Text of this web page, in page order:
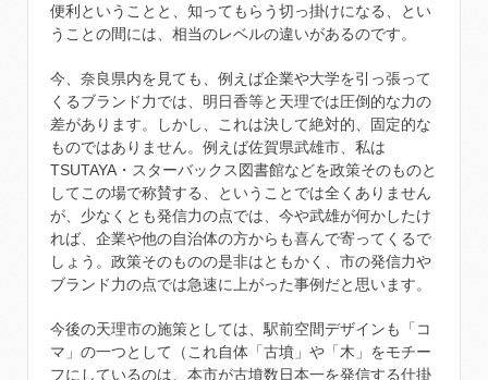
便利ということと、知ってもらう切っ掛けになる、とい
うことの間には、相当のレベルの違いがあるのです。
今、奈良県内を見ても、例えば企業や大学を引っ張って
くるブランド力では、明日香等と天理では圧倒的な力の
差があります。しかし、これは決して絶対的、固定的な
ものではありません。例えば佐賀県武雄市、私は
TSUTAYA・スターバックス図書館などを政策そのものと
してこの場で称賛する、ということでは全くありません
が、少なくとも発信力の点では、今や武雄が何かしたけ
れば、企業や他の自治体の方からも喜んで寄ってくるで
しょう。政策そのものの是非はともかく、市の発信力や
ブランド力の点では急速に上がった事例だと思います。
今後の天理市の施策としては、駅前空間デザインも「コ
マ」の一つとして（これ自体「古墳」や「木」をモチー
フにしているのは、本市が古墳数日本一を発信する仕掛